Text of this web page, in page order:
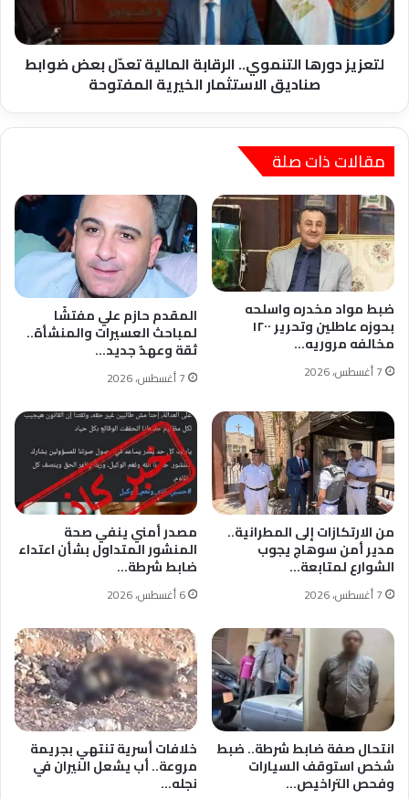
ضوابط
صناديق
الاستثمار
لتعزيز دورها التنموي.. الرقابة المالية تعدّل بعض ضوابط
صناديق الاستثمار الخيرية المفتوحة
مقالات ذات صلة
ضبط مواد مخدره واسلحه
بحوزه عاطلين وتحرير ١٢٠٠
مخالفه مروريه…
7 أغسطس، 2026
المقدم حازم علي مفتشًا
لمباحث العسيرات والمنشأة..
ثقة وعهدٌ جديد…
7 أغسطس، 2026
من الارتكازات إلى المطرانية..
مدير أمن سوهاج يجوب
الشوارع لمتابعة…
7 أغسطس، 2026
مصدر أمني ينفي صحة
المنشور المتداول بشأن اعتداء
ضابط شرطة…
6 أغسطس، 2026
انتحال صفة ضابط شرطة.. ضبط
شخص استوقف السيارات
وفحص التراخيص…
خلافات أسرية تنتهي بجريمة
مروعة.. أب يشعل النيران في
نجله…